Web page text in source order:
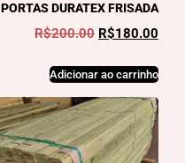
PORTAS DURATEX FRISADA
R$200.00 R$180.00
Adicionar ao carrinho